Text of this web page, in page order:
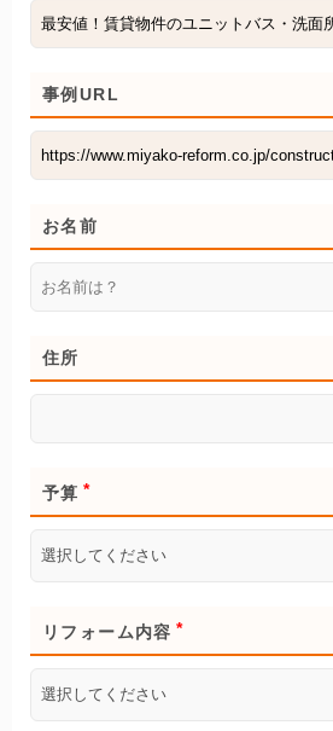
事例URL
お名前
住所
予算
リフォーム内容